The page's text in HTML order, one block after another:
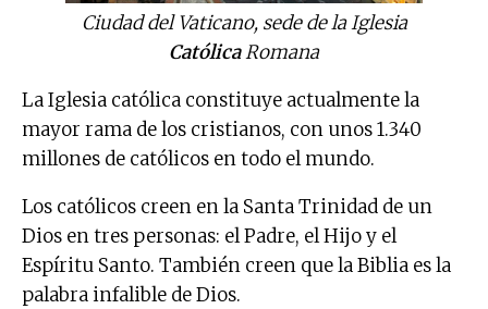
Ciudad del Vaticano, sede de la Iglesia
CatólicaRomana
La Iglesia católica constituye actualmente la
mayor rama de los cristianos, con unos 1.340
millones de católicos en todo el mundo.
Los católicos creen en la Santa Trinidad de un
Dios en tres personas: el Padre, el Hijo y el
Espíritu Santo. También creen que la Biblia es la
palabra infalible de Dios.